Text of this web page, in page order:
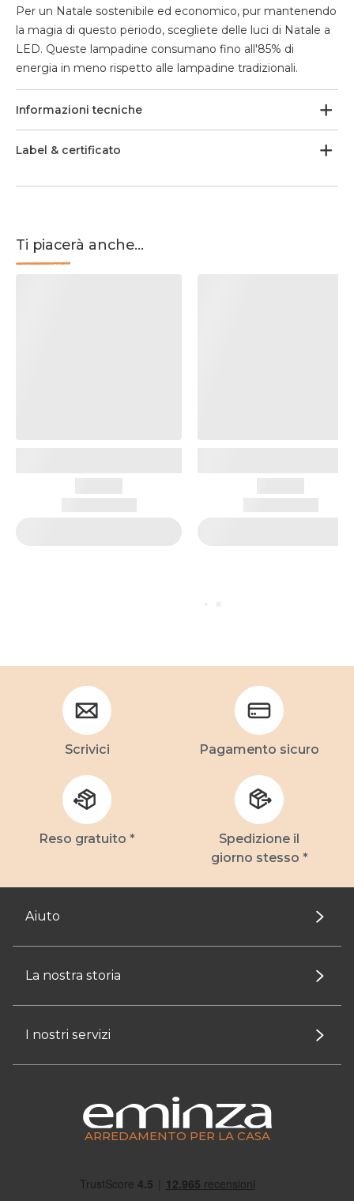
Per un Natale sostenibile ed economico, pur mantenendo
la magia di questo periodo, scegliete delle luci di Natale a
LED. Queste lampadine consumano fino all'85% di
energia in meno rispetto alle lampadine tradizionali.
Informazioni tecniche
Label & certificato
Ti piacerà anche...
Scrivici Pagamento sicuro
Reso gratuito *
Spedizione il
giorno stesso *
Aiuto
La nostra storia
I nostri servizi
ARREDAMENTO PER LA CASA